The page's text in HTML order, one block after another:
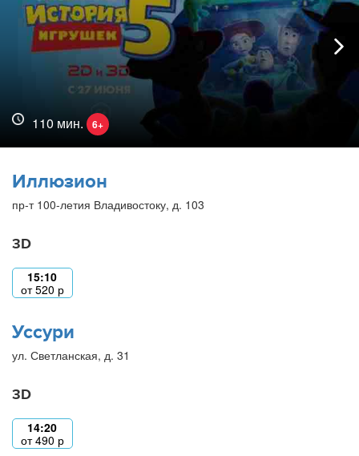
110 мин. 6+
Иллюзион
пр-т 100-летия Владивостоку, д. 103
3D
15:10
от520 р
Уссури
ул. Светланская, д. 31
3D
14:20
от490 р